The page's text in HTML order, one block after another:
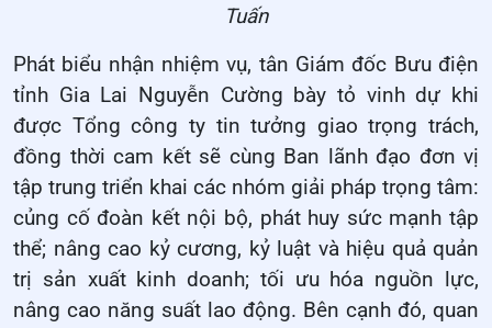
Tuấn
Phát biểu nhận nhiệm vụ, tân Giám đốc Bưu điện
tỉnh Gia Lai Nguyễn Cường bày tỏ vinh dự khi
được Tổng công ty tin tưởng giao trọng trách,
đồng thời cam kết sẽ cùng Ban lãnh đạo đơn vị
tập trung triển khai các nhóm giải pháp trọng tâm:
củng cố đoàn kết nội bộ, phát huy sức mạnh tập
thể; nâng cao kỷ cương, kỷ luật và hiệu quả quản
trị sản xuất kinh doanh; tối ưu hóa nguồn lực,
nâng cao năng suất lao động. Bên cạnh đó, quan